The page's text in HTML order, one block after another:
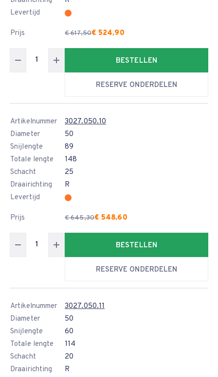
Levertijd
Prijs € 617,50€ 524,90
BESTELLEN
RESERVE ONDERDELEN
Artikelnummer
3027.050.10
Diameter
50
Snijlengte
89
Totale lengte
148
Schacht
25
Draairichting
R
Levertijd
Prijs € 645,30€ 548,60
BESTELLEN
RESERVE ONDERDELEN
Artikelnummer
3027.050.11
Diameter
50
Snijlengte
60
Totale lengte
114
Schacht
20
Draairichting
R